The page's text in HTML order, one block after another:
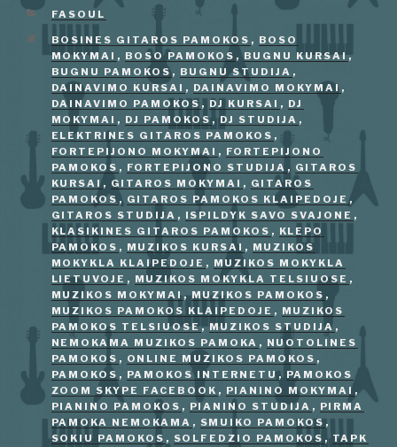
KATEGORIJOS
FASOUL
ŽYMOS
BOSINES GITAROS PAMOKOS , BOSO
MOKYMAI , BOSO PAMOKOS ,BUGNU KURSAI,
BUGNU PAMOKOS, BUGNU STUDIJA ,
DAINAVIMO KURSAI , DAINAVIMO MOKYMAI ,
DAINAVIMO PAMOKOS , DJ KURSAI , DJ
MOKYMAI , DJ PAMOKOS,DJ STUDIJA ,
ELEKTRINES GITAROS PAMOKOS ,
FORTEPIJONO MOKYMAI , FORTEPIJONO
PAMOKOS , FORTEPIJONO STUDIJA , GITAROS
KURSAI , GITAROS MOKYMAI , GITAROS
PAMOKOS , GITAROS PAMOKOS KLAIPEDOJE,
GITAROS STUDIJA , ISPILDYK SAVO SVAJONE ,
KLASIKINES GITAROS PAMOKOS , KLEPO
PAMOKOS , MUZIKOS KURSAI , MUZIKOS
MOKYKLA KLAIPEDOJE , MUZIKOS MOKYKLA
LIETUVOJE , MUZIKOS MOKYKLA TELSIUOSE ,
MUZIKOS MOKYMAI,MUZIKOS PAMOKOS ,
MUZIKOS PAMOKOS KLAIPEDOJE , MUZIKOS
PAMOKOS TELSIUOSE,MUZIKOS STUDIJA ,
NEMOKAMA MUZIKOS PAMOKA , NUOTOLINES
PAMOKOS , ONLINE MUZIKOS PAMOKOS ,
PAMOKOS , PAMOKOS INTERNETU, PAMOKOS
ZOOM SKYPE FACEBOOK , PIANINO MOKYMAI ,
PIANINO PAMOKOS , PIANINO STUDIJA , PIRMA
PAMOKA NEMOKAMA , SMUIKO PAMOKOS ,
SOKIU PAMOKOS , SOLFEDZIO PAMOKOS , TAPK